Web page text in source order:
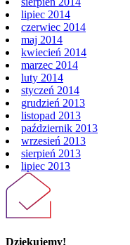
lipiec 2014
czerwiec 2014
maj 2014
kwiecień 2014
marzec 2014
luty 2014
styczeń 2014
grudzień 2013
listopad 2013
październik 2013
wrzesień 2013
sierpień 2013
lipiec 2013
Dziękujemy!